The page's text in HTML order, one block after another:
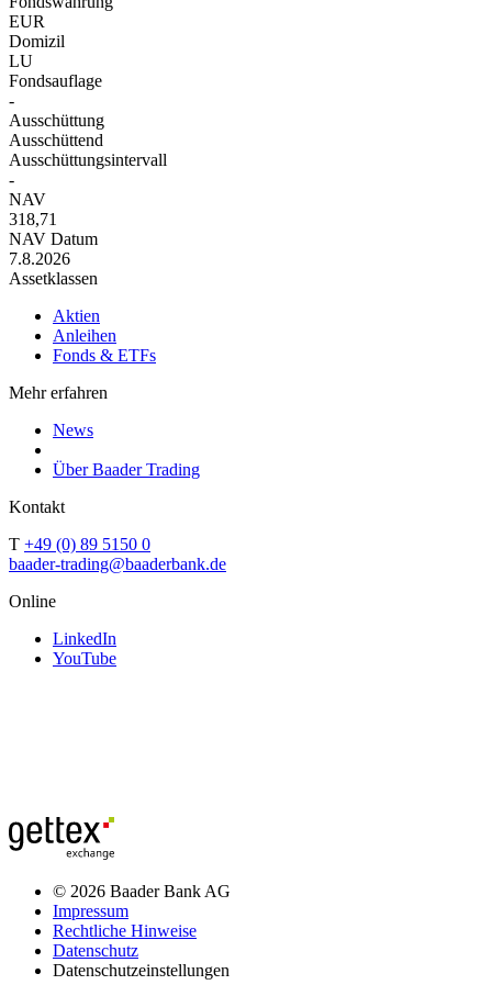
EUR
Domizil
LU
Fondsauflage
-
Ausschüttung
Ausschüttend
Ausschüttungsintervall
-
NAV
318,71
NAV Datum
7.8.2026
Assetklassen
Aktien
Anleihen
Fonds & ETFs
Mehr erfahren
News
Über Baader Trading
Kontakt
T +49 (0) 89 5150 0
baader-trading@baaderbank.de
Online
LinkedIn
YouTube
© 2026 Baader Bank AG
Impressum
Rechtliche Hinweise
Datenschutz
Datenschutzeinstellungen